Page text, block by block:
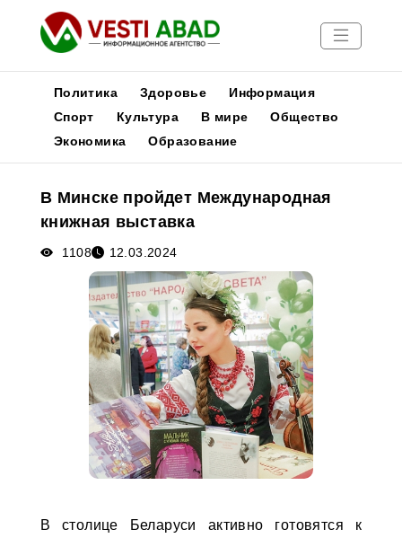
Новости
Медиа
Афиша
Политика Здоровье
Информация
Спорт
Культура В мире
Общество
Экономика
Образование
В Минске пройдет Международная
книжная выставка
1108 12.03.2024
В столице Беларуси активно готовятся к